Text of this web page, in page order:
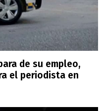
de su empleo,
el periodista en